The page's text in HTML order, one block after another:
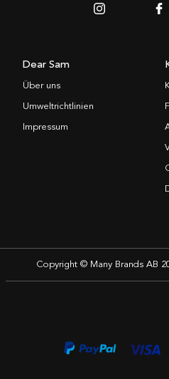
Dear Sam
Über uns
Umweltrichtlinien
Impressum
Copyright © Many Brands AB